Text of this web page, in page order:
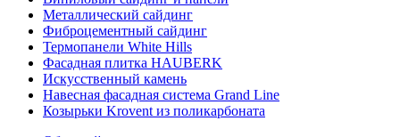
Металлический сайдинг
Фиброцементный сайдинг
Термопанели White Hills
Фасадная плитка HAUBERK
Искусственный камень
Навесная фасадная система Grand Line
Козырьки Krovent из поликарбоната